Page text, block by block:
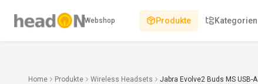
Webshop Produkte Kategorien
Home Produkte Wireless Headsets Jabra Evolve2 Buds MS USB-A